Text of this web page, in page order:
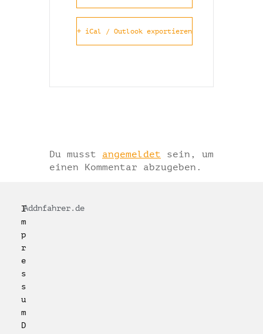
+ iCal / Outlook exportieren
Du musst angemeldet sein, um
einen Kommentar abzugeben.
Addnfahrer.de
I
m
p
r
e
s
s
u
m
D